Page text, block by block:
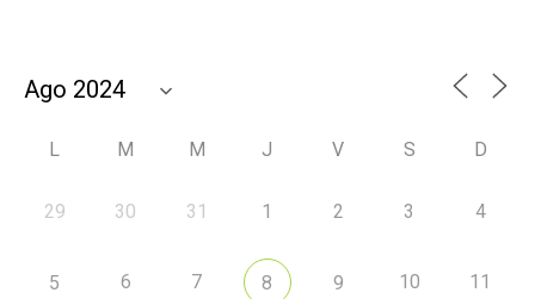
L M M J V S D
29 30 31 1 2 3 4
5 6 7 8 9 10 11